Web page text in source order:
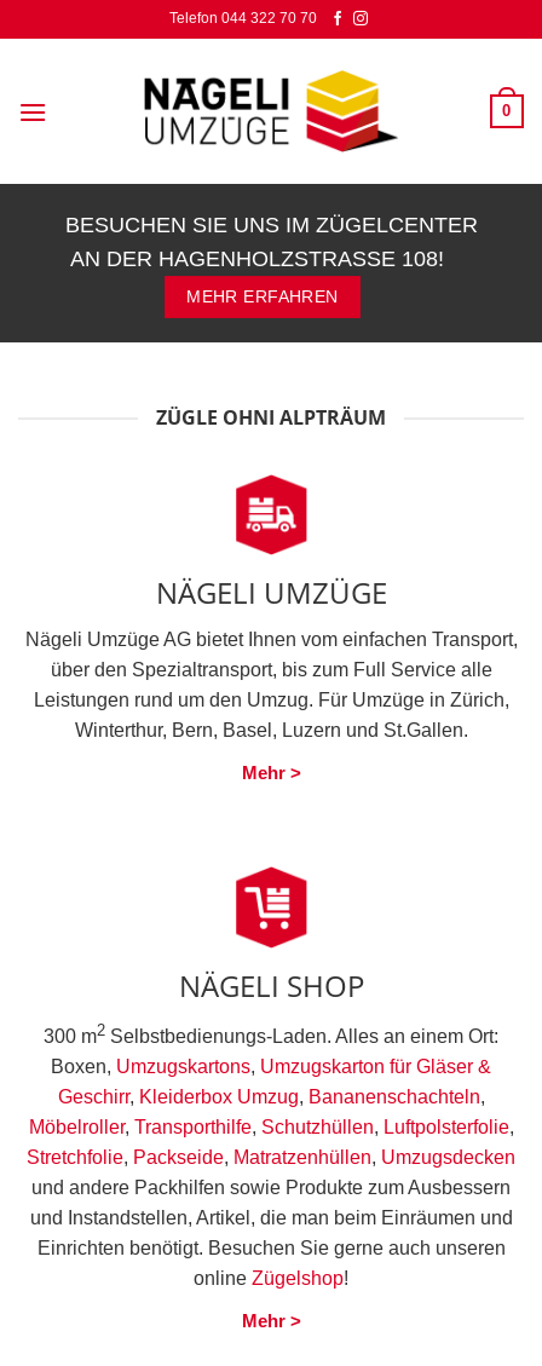
Inhalt
Telefon 044 322 70 70
0
BESUCHEN SIE UNS IM ZÜGELCENTER
AN DER HAGENHOLZSTRASSE 108!
MEHR ERFAHREN
ZÜGLE OHNI ALPTRÄUM
NÄGELI UMZÜGE
Nägeli Umzüge AG bietet Ihnen vom einfachen Transport,
über den Spezialtransport, bis zum Full Service alle
Leistungen rund um den Umzug. Für Umzüge in Zürich,
Winterthur, Bern, Basel, Luzern und St.Gallen.
Mehr >
NÄGELI SHOP
300 m2 Selbstbedienungs-Laden. Alles an einem Ort:
Boxen, Umzugskartons, Umzugskarton für Gläser &
Geschirr, Kleiderbox Umzug, Bananenschachteln,
Möbelroller, Transporthilfe, Schutzhüllen, Luftpolsterfolie,
Stretchfolie, Packseide, Matratzenhüllen, Umzugsdecken
und andere Packhilfen sowie Produkte zum Ausbessern
und Instandstellen, Artikel, die man beim Einräumen und
Einrichten benötigt. Besuchen Sie gerne auch unseren
online Zügelshop!
Mehr >